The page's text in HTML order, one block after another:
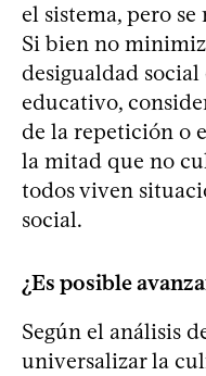
el sistema, pero
Si bien no
desigualdad
educativo,
de la repetición o
la mitad que no
todos viven
social.
¿Es posible
Según el análisis
universalizar la